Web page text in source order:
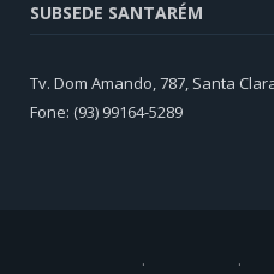
SUBSEDE SANTARÉM
Tv. Dom Amando, 787, Santa
Fone: (93) 99164-5289